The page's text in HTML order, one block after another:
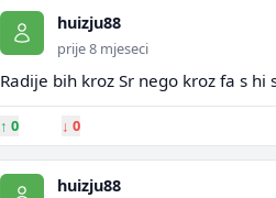
huizju88
prije 8 mjeseci
Radije bih kroz Sr nego kroz fa s hi
↑ 0 ↓ 0
huizju88